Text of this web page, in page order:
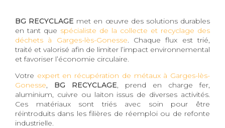
BG RECYCLAGE met en œuvre des solutions durables
en tant que spécialiste de la collecte et recyclage des
déchets à Garges-lès-Gonesse. Chaque flux est trié,
traité et valorisé afin de limiter l’impact environnemental
et favoriser l’économie circulaire.
Votre expert en récupération de métaux à Garges-lès-
Gonesse, BG RECYCLAGE, prend en charge fer,
aluminium, cuivre ou laiton issus de diverses activités.
Ces matériaux sont triés avec soin pour être
réintroduits dans les filières de réemploi ou de refonte
industrielle.